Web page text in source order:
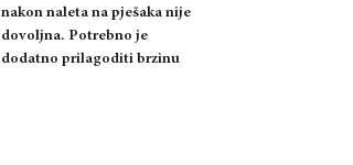
nakon naleta na pješaka nije
dovoljna. Potrebno je
dodatno prilagoditi brzinu